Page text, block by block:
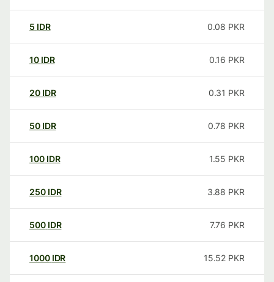
5 IDR 0.08 PKR
10 IDR 0.16 PKR
20 IDR 0.31 PKR
50 IDR 0.78 PKR
100 IDR 1.55 PKR
250 IDR 3.88 PKR
500 IDR 7.76 PKR
1000 IDR 15.52 PKR